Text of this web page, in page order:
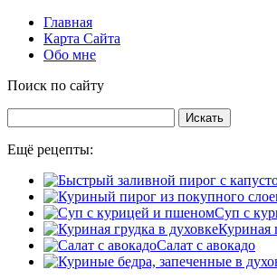
Главная
Карта Сайта
Обо мне
Поиск по сайту
Ещё рецепты:
Суп с
Куриная
Салат с авокадо